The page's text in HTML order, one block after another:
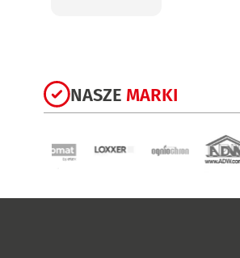
NASZE MARKI